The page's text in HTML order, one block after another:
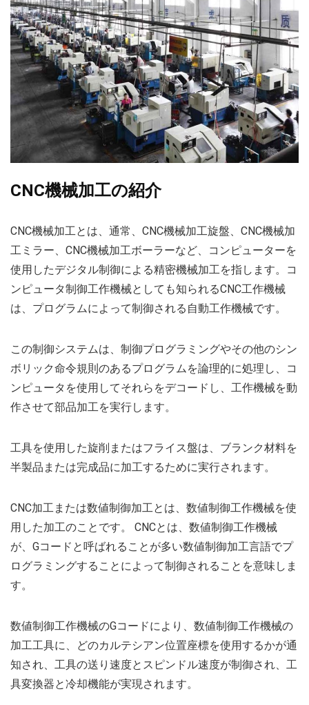
CNC機械加工の紹介
CNC機械加工とは、通常、CNC機械加工旋盤、CNC機械加
工ミラー、CNC機械加工ボーラーなど、コンピューターを
使用したデジタル制御による精密機械加工を指します。コ
ンピュータ制御工作機械としても知られるCNC工作機械
は、プログラムによって制御される自動工作機械です。
この制御システムは、制御プログラミングやその他のシン
ボリック命令規則のあるプログラムを論理的に処理し、コ
ンピュータを使用してそれらをデコードし、工作機械を動
作させて部品加工を実行します。
工具を使用した旋削またはフライス盤は、ブランク材料を
半製品または完成品に加工するために実行されます。
CNC加工または数値制御加工とは、数値制御工作機械を使
用した加工のことです。 CNCとは、数値制御工作機械
が、Gコードと呼ばれることが多い数値制御加工言語でプ
ログラミングすることによって制御されることを意味しま
す。
数値制御工作機械のGコードにより、数値制御工作機械の
加工工具に、どのカルテシアン位置座標を使用するかが通
知され、工具の送り速度とスピンドル速度が制御され、工
具変換器と冷却機能が実現されます。